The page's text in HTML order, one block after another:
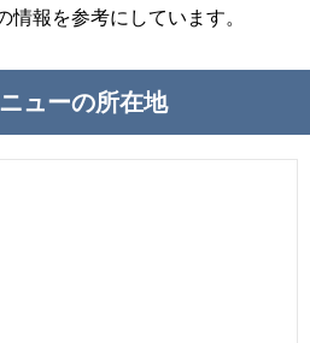
報を参考にしています。
ューの所在地